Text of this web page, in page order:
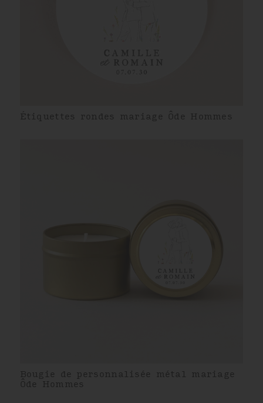
Étiquettes rondes mariage Ôde Hommes
Bougie de personnalisée métal mariage
Ôde Hommes